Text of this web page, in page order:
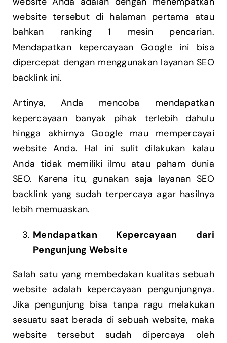
website tersebut di halaman pertama atau
bahkan ranking 1 mesin pencarian.
Mendapatkan kepercayaan Google ini bisa
dipercepat dengan menggunakan layanan SEO
backlink ini.
Artinya, Anda mencoba mendapatkan
kepercayaan banyak pihak terlebih dahulu
hingga akhirnya Google mau mempercayai
website Anda. Hal ini sulit dilakukan kalau
Anda tidak memiliki ilmu atau paham dunia
SEO. Karena itu, gunakan saja layanan SEO
backlink yang sudah terpercaya agar hasilnya
lebih memuaskan.
Mendapatkan Kepercayaan dari
Pengunjung Website
Salah satu yang membedakan kualitas sebuah
website adalah kepercayaan pengunjungnya.
Jika pengunjung bisa tanpa ragu melakukan
sesuatu saat berada di sebuah website, maka
website tersebut sudah dipercaya oleh